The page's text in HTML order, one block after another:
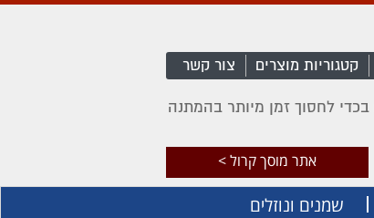
שמנים ונוזלים
בכדי לחסוך זמן מיותר בהמתנה
קטגוריות מוצרים צור קשר
אתר מוסך קרול >